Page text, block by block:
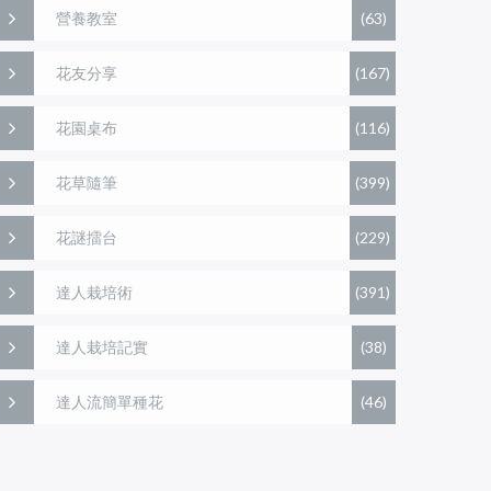
營養教室 (63)
花友分享 (167)
花園桌布 (116)
花草隨筆 (399)
花謎擂台 (229)
達人栽培術 (391)
達人栽培記實 (38)
達人流簡單種花 (46)